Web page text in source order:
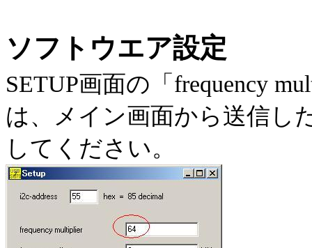
ソフトウエア設定
SETUP画面の「frequency
は、メイン画面から送信し
してください。